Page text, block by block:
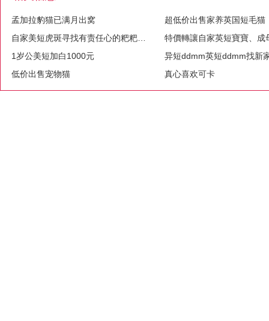
孟加拉豹猫已满月出窝
超低价出售家养英国短毛猫
自家美短虎斑寻找有责任心的粑粑麻麻
1岁公美短加白1000元
低价出售宠物猫
真心喜欢可卡